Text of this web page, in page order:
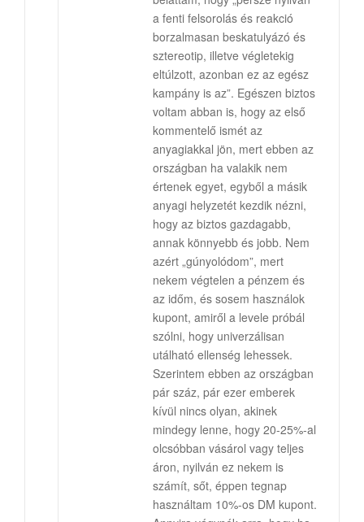
a fenti felsorolás és reakció
borzalmasan beskatulyázó és
sztereotip, illetve végletekig
eltúlzott, azonban ez az egész
kampány is az”. Egészen biztos
voltam abban is, hogy az első
kommentelő ismét az
anyagiakkal jön, mert ebben az
országban ha valakik nem
értenek egyet, egyből a másik
anyagi helyzetét kezdik nézni,
hogy az biztos gazdagabb,
annak könnyebb és jobb. Nem
azért „gúnyolódom”, mert
nekem végtelen a pénzem és
az időm, és sosem használok
kupont, amiről a levele próbál
szólni, hogy univerzálisan
utálható ellenség lehessek.
Szerintem ebben az országban
pár száz, pár ezer emberek
kívül nincs olyan, akinek
mindegy lenne, hogy 20-25%-al
olcsóbban vásárol vagy teljes
áron, nyilván ez nekem is
számít, sőt, éppen tegnap
használtam 10%-os DM kupont.